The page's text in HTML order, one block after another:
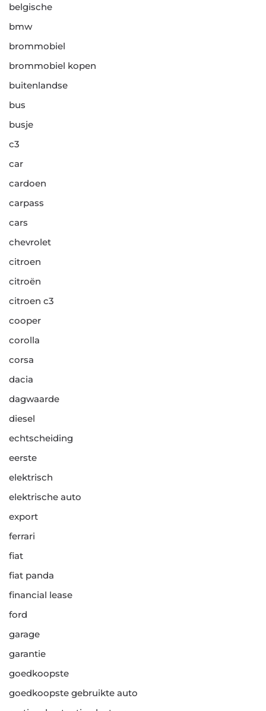
belgische
bmw
brommobiel
brommobiel kopen
buitenlandse
bus
busje
c3
car
cardoen
carpass
cars
chevrolet
citroen
citroën
citroen c3
cooper
corolla
corsa
dacia
dagwaarde
diesel
echtscheiding
eerste
elektrisch
elektrische auto
export
ferrari
fiat
fiat panda
financial lease
ford
garage
garantie
goedkoopste
goedkoopste gebruikte auto